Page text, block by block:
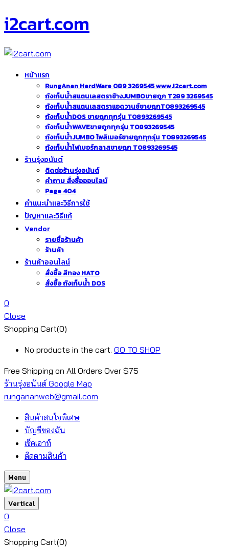
i2cart.com
หน้าแรก
RungAnan HardWare 089 3269545 www.i2cart.com
ถังเก็บน้ำสแตนเลสตราช้างJUMBOขายถูก T289 3269545
ถังเก็บน้ำสแตนเลสตราแอดวานซ์ขายถูกT0893269545
ถังเก็บน้ำDOS ขายถูกทุกรุ่น T0893269545
ถังเก็บน้ำWAVEขายถูกทุกรุ่น T0893269545
ถังเก็บน้ำJUMBO โพลิเมอร์ขายถูกทุกรุ่น T0893269545
ถังเก็บน้ำไฟเบอร์กลาสขายถูก T0893269545
ร้านรุ่งอนันต์
ติดต่อร้านรุ่งอนันต์
คำถาม สั่งซื้อออนไลน์
Page 404
คำแนะนำและวิธีการใช้
ปัญหาและวิธีแก้
Vendor
รายชื่อร้านค้า
ร้านค้า
ร้านค้าออนไลน์
สั่งซื้อ สีทอง HATO
สั่งซื้อ ถังเก็บน้ำ DOS
0
Close
Shopping Cart(0)
No products in the cart. GO TO SHOP
Free Shipping on All Orders Over $75
ร้านรุ่งอนันต์ Google Map
rungananweb@gmail.com
สินค้าสนใจพิเศษ
บัญชีของฉัน
เช็คเอาท์
ติดตามสินค้า
Menu
Vertical
0
Close
Shopping Cart(0)